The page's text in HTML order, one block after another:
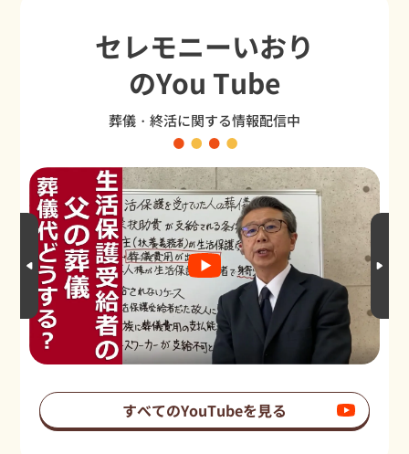
セレモニーいおり
のYou Tube
葬儀・終活に関する情報配信中
すべてのYouTubeを見る